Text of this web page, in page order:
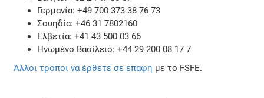
Γερμανία: +49 700 373 38 76 73
Σουηδία: +46 31 7802160
Ελβετία: +41 43 500 03 66
Ηνωμένο Βασίλειο: +44 29 200 08 17 7
Άλλοι τρόποι να έρθετε σε επαφή με το FSFE.